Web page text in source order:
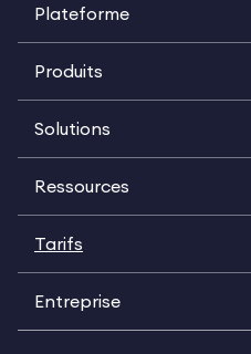
Plateforme
Produits
Solutions
Ressources
Tarifs
Entreprise